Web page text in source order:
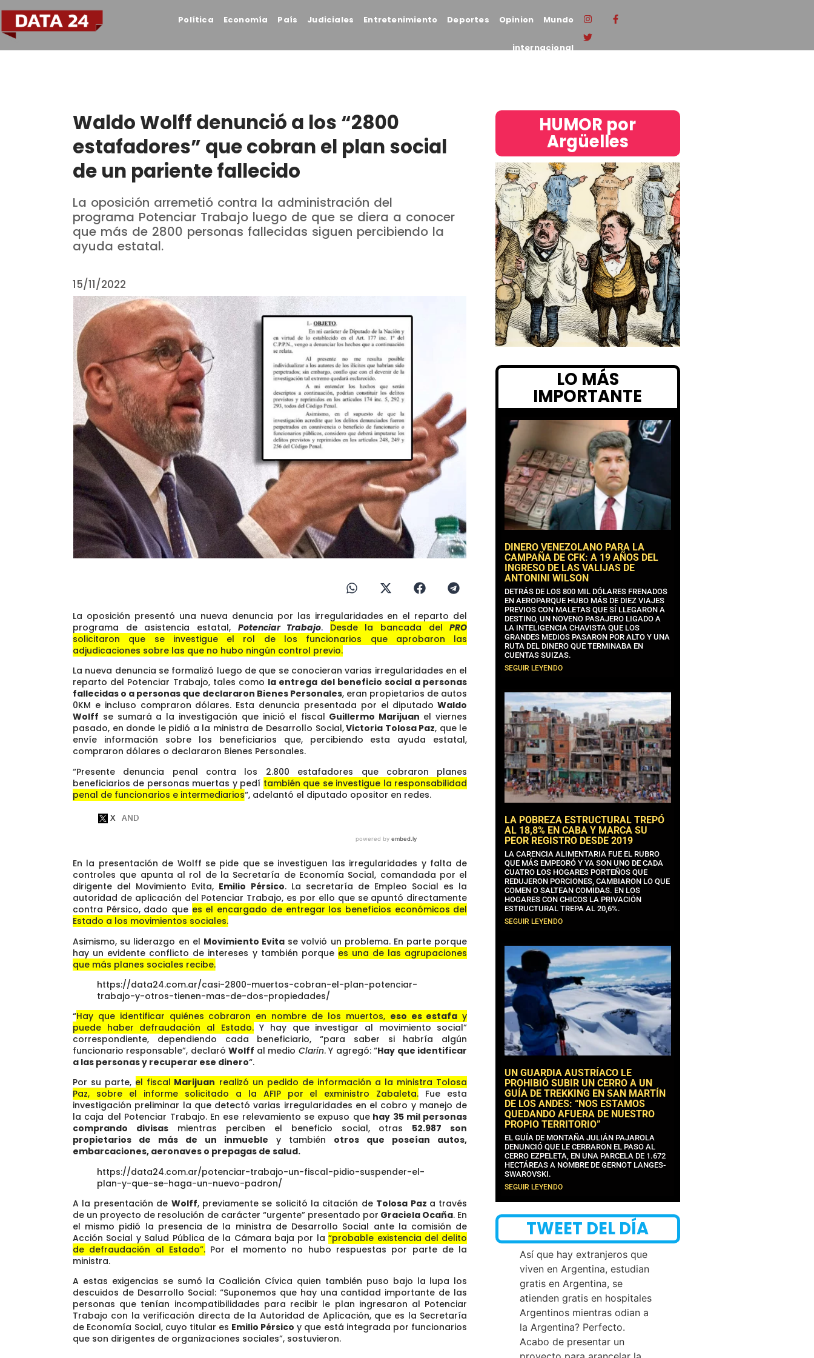
Política Economía País Judiciales Entretenimiento Deportes Opinion Mundo
internacional
Waldo Wolff denunció a los “2800
estafadores” que cobran el plan social
de un pariente fallecido
La oposición arremetió contra la administración del
programa Potenciar Trabajo luego de que se diera a conocer
que más de 2800 personas fallecidas siguen percibiendo la
ayuda estatal.
15/11/2022
La oposición presentó una nueva denuncia por las irregularidades en el reparto del
programa de asistencia estatal, Potenciar Trabajo. Desde la bancada delPRO
solicitaron que se investigue el rol de los funcionarios que aprobaron las
adjudicaciones sobre las que no hubo ningún control previo.
La nueva denuncia se formalizó luego de que se conocieran varias irregularidades en el
reparto del Potenciar Trabajo, tales como la entrega del beneficio social a personas
fallecidas o a personas que declararon Bienes Personales, eran propietarios de autos
0KM e incluso compraron dólares. Esta denuncia presentada por el diputado Waldo
Wolff se sumará a la investigación que inició el fiscal Guillermo Marijuan el viernes
pasado, en donde le pidió a la ministra de Desarrollo Social,Victoria Tolosa Paz, que le
envíe información sobre los beneficiarios que, percibiendo esta ayuda estatal,
compraron dólares o declararon Bienes Personales.
“Presente denuncia penal contra los 2.800 estafadores que cobraron planes
beneficiarios de personas muertas y pedí también que se investigue la responsabilidad
penal de funcionarios e intermediarios“, adelantó el diputado opositor en redes.
En la presentación de Wolff se pide que se investiguen las irregularidades y falta de
controles que apunta al rol de la Secretaría de Economía Social, comandada por el
dirigente del Movimiento Evita, Emilio Pérsico. La secretaría de Empleo Social es la
autoridad de aplicación del Potenciar Trabajo, es por ello que se apuntó directamente
contra Pérsico, dado que es el encargado de entregar los beneficios económicos del
Estado a los movimientos sociales.
Asimismo, su liderazgo en el Movimiento Evita se volvió un problema. En parte porque
hay un evidente conflicto de intereses y también porque es una de las agrupaciones
que más planes sociales recibe.
https://data24.com.ar/casi-2800-muertos-cobran-el-plan-potenciar-
trabajo-y-otros-tienen-mas-de-dos-propiedades/
“Hay que identificar quiénes cobraron en nombre de los muertos, eso es estafa y
puede haber defraudación al Estado.Y hay que investigar al movimiento social”
correspondiente, dependiendo cada beneficiario, “para saber si habría algún
funcionario responsable”, declaróWolff al medio Clarín. Y agregó: “Hay que identificar
a las personas y recuperar ese dinero“.
Por su parte, el fiscal Marijuan realizó un pedido de información a la ministra Tolosa
Paz, sobre el informe solicitado a la AFIP por el exministro Zabaleta. Fue esta
investigación preliminar la que detectó varias irregularidades en el cobro y manejo de
la caja del Potenciar Trabajo. En ese relevamiento se expuso quehay 35 mil personas
comprando divisasmientras perciben el beneficio social, otras 52.987 son
propietarios de más de un inmueble y también otros que poseían autos,
embarcaciones, aeronaves o prepagas de salud.
https://data24.com.ar/potenciar-trabajo-un-fiscal-pidio-suspender-el-
plan-y-que-se-haga-un-nuevo-padron/
A la presentación de Wolff, previamente se solicitó la citación de Tolosa Paz a través
de un proyecto de resolución de carácter “urgente” presentado por Graciela Ocaña. En
el mismo pidió la presencia de la ministra de Desarrollo Social ante la comisión de
Acción Social y Salud Pública de la Cámara baja por la“probable existencia del delito
de defraudación al Estado”.Por el momento no hubo respuestas por parte de la
ministra.
A estas exigencias se sumó la Coalición Cívica quien también puso bajo la lupa los
descuidos de Desarrollo Social: “Suponemos que hay una cantidad importante de las
personas que tenían incompatibilidades para recibir le plan ingresaron al Potenciar
Trabajo con la verificación directa de la Autoridad de Aplicación, que es la Secretaría
de Economía Social, cuyo titular es Emilio Pérsico y que está integrada por funcionarios
que son dirigentes de organizaciones sociales”, sostuvieron.
HUMOR por
Argüelles​
LO MÁS
IMPORTANTE
DINERO VENEZOLANO PARA LA
CAMPAÑA DE CFK: A 19 AÑOS DEL
INGRESO DE LAS VALIJAS DE
ANTONINI WILSON
DETRÁS DE LOS 800 MIL DÓLARES FRENADOS
EN AEROPARQUE HUBO MÁS DE DIEZ VIAJES
PREVIOS CON MALETAS QUE SÍ LLEGARON A
DESTINO, UN NOVENO PASAJERO LIGADO A
LA INTELIGENCIA CHAVISTA QUE LOS
GRANDES MEDIOS PASARON POR ALTO Y UNA
RUTA DEL DINERO QUE TERMINABA EN
CUENTAS SUIZAS.
SEGUIR LEYENDO
LA POBREZA ESTRUCTURAL TREPÓ
AL 18,8% EN CABA Y MARCA SU
PEOR REGISTRO DESDE 2019
LA CARENCIA ALIMENTARIA FUE EL RUBRO
QUE MÁS EMPEORÓ Y YA SON UNO DE CADA
CUATRO LOS HOGARES PORTEÑOS QUE
REDUJERON PORCIONES, CAMBIARON LO QUE
COMEN O SALTEAN COMIDAS. EN LOS
HOGARES CON CHICOS LA PRIVACIÓN
ESTRUCTURAL TREPA AL 20,6%.
SEGUIR LEYENDO
UN GUARDIA AUSTRÍACO LE
PROHIBIÓ SUBIR UN CERRO A UN
GUÍA DE TREKKING EN SAN MARTÍN
DE LOS ANDES: “NOS ESTAMOS
QUEDANDO AFUERA DE NUESTRO
PROPIO TERRITORIO”
EL GUÍA DE MONTAÑA JULIÁN PAJAROLA
DENUNCIÓ QUE LE CERRARON EL PASO AL
CERRO EZPELETA, EN UNA PARCELA DE 1.672
HECTÁREAS A NOMBRE DE GERNOT LANGES-
SWAROVSKI.
SEGUIR LEYENDO
TWEET DEL DÍA
Así que hay extranjeros que
viven en Argentina, estudian
gratis en Argentina, se
atienden gratis en hospitales
Argentinos mientras odian a
la Argentina? Perfecto.
Acabo de presentar un